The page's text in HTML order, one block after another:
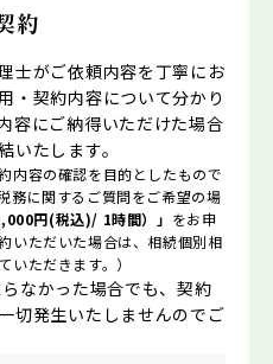
約
士がご依頼内容を丁寧にお
・契約内容について分かり
容にご納得いただけた場合
いたします。
内容の確認を目的としたもので
務に関するご質問をご希望の場
円(税込)/ 1時間）」 をお申
いただいた場合は、相続個別相
ただきます。）
なかった場合でも、契約
切発生いたしませんのでご